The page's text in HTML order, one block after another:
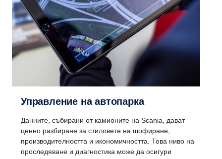
Управление на автопарка
Данните, събирани от камионите на Scania, дават
ценно разбиране за стиловете на шофиране,
производителността и икономичността. Това ниво на
проследяване и диагностика може да осигури